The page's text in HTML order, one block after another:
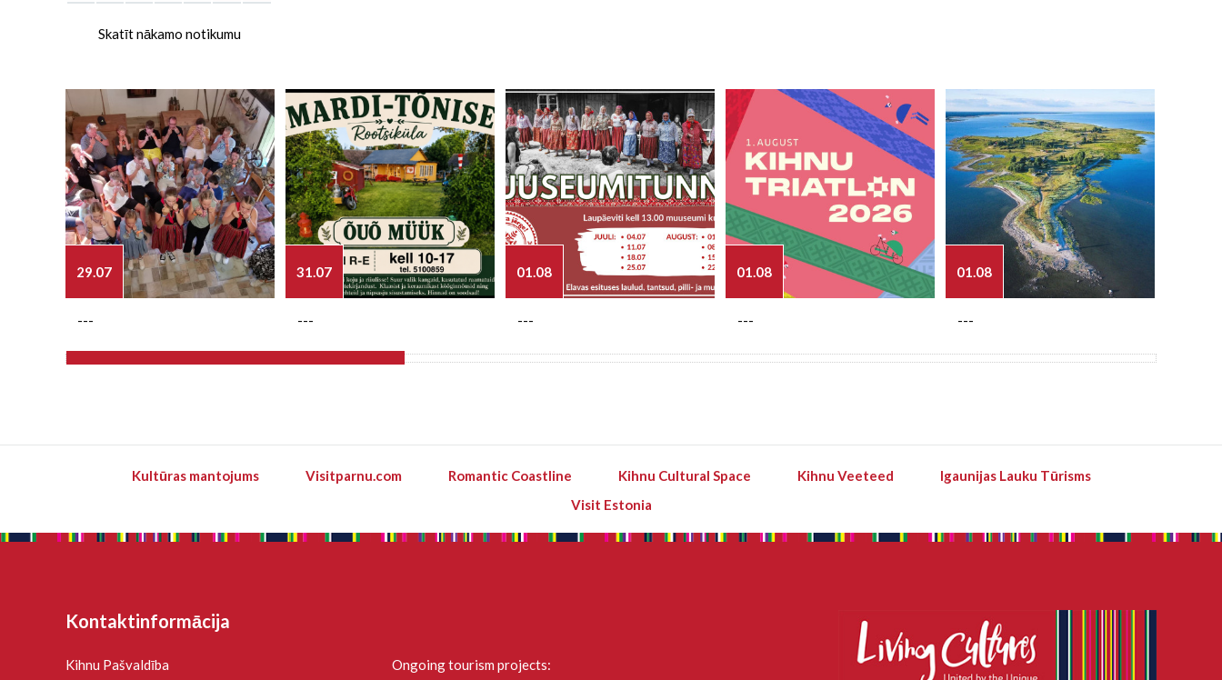
Skatīt nākamo notikumu
29.07
---
31.07
---
01.08
---
01.08
---
01.08
---
Kultūras mantojums Visitparnu.com Romantic Coastline Kihnu Cultural Space Kihnu Veeteed
Igaunijas Lauku Tūrisms
Visit Estonia
Kontaktinformācija
Kihnu Pašvaldība
Ongoing tourism projects: